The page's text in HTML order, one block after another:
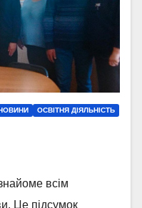
ОСВІТНЯ ДІЯЛЬНІСТЬ
всім
Це підсумок